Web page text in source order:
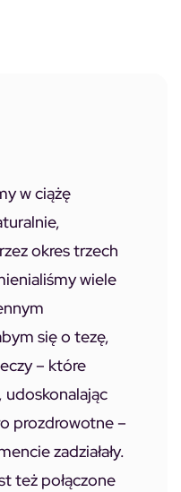
w ciążę
okres trzech
wiele
się o tezę,
– które
udoskonalając
prozdrowotne –
zadziałały.
też połączone